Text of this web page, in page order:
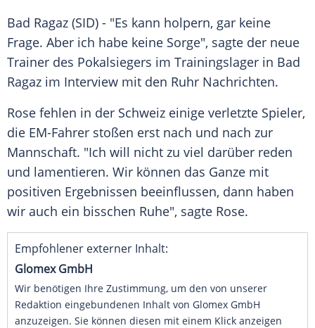
Bad Ragaz (SID) - "Es kann holpern, gar keine
Frage. Aber ich habe keine Sorge", sagte der neue
Trainer des Pokalsiegers im Trainingslager in Bad
Ragaz im Interview mit den Ruhr Nachrichten.
Rose fehlen in der Schweiz einige verletzte Spieler,
die EM-Fahrer stoßen erst nach und nach zur
Mannschaft. "Ich will nicht zu viel darüber reden
und lamentieren. Wir können das Ganze mit
positiven Ergebnissen beeinflussen, dann haben
wir auch ein bisschen Ruhe", sagte Rose.
Empfohlener externer Inhalt:
Glomex GmbH
Wir benötigen Ihre Zustimmung, um den von unserer
Redaktion eingebundenen Inhalt von Glomex GmbH
anzuzeigen. Sie können diesen mit einem Klick anzeigen